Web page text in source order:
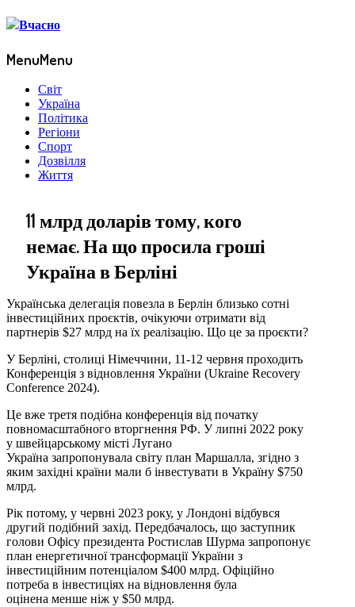
MenuMenu
Світ
Україна
Політика
Регіони
Спорт
Дозвілля
Життя
11 млрд доларів тому, кого
немає. На що просила гроші
Україна в Берліні
Українська делегація повезла в Берлін близько сотні
інвестиційних проєктів, очікуючи отримати від
партнерів $27 млрд на їх реалізацію. Що це за проєкти?
У Берліні, столиці Німеччини, 11-12 червня проходить
Конференція з відновлення України (Ukraine Recovery
Conference 2024).
Це вже третя подібна конференція від початку
повномасштабного вторгнення РФ. У липні 2022 року
у швейцарському місті Лугано
Україна запропонувала світу план Маршалла, згідно з
яким західні країни мали б інвестувати в Україну $750
млрд.
Рік потому, у червні 2023 року, у Лондоні відбувся
другий подібний захід. Передбачалось, що заступник
голови Офісу президента Ростислав Шурма запропонує
план енергетичної трансформації України з
інвестиційним потенціалом $400 млрд. Офіційно
потреба в інвестиціях на відновлення була
оцінена менше ніж у $50 млрд.